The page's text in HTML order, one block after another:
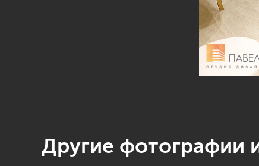
Другие фотографии